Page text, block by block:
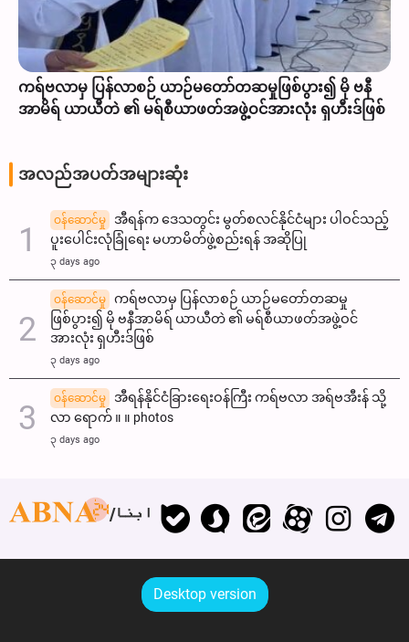
ကရ်ဗလာမှ ပြန်လာစဉ် ယာဉ်မတော်တဆမှုဖြစ်ပွား၍ မို ဗနီ
အာမိရ် ယာယီတဲ ၏ မရ်စီယာဖတ်အဖွဲ့ဝင်အားလုံး ရှဟီးဒ်ဖြစ်
အလည်အပတ်အများဆုံး
ဝန်ဆောင်မှု
အီရန်က ဒေသတွင်း မွတ်စလင်နိုင်ငံများ ပါဝင်သည့်
ပူးပေါင်းလုံခြုံရေး မဟာမိတ်ဖွဲ့စည်းရန် အဆိုပြု
၃ days ago
ဝန်ဆောင်မှု
ကရ်ဗလာမှ ပြန်လာစဉ် ယာဉ်မတော်တဆမှု
ဖြစ်ပွား၍ မို ဗနီအာမိရ် ယာယီတဲ ၏ မရ်စီယာဖတ်အဖွဲ့ဝင်
အားလုံး ရှဟီးဒ်ဖြစ်
၃ days ago
ဝန်ဆောင်မှု
အီရန်နိုင်ငံခြားရေးဝန်ကြီး ကရ်ဗလာ အရ်ဗအီးန် သို့
လာ ရောက် ။ ။ photos
၃ days ago
ابنا
Desktop version